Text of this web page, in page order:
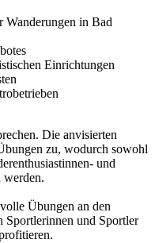
Wanderungen in Bad
Einrichtungen
Die anvisierten
zu, wodurch sowohl
und
werden.
Übungen an den
Sportlerinnen und Sportler